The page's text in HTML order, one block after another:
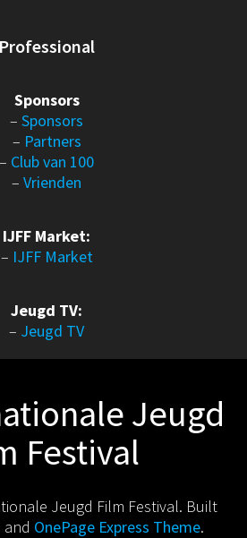
Professional
Sponsors
– Sponsors
– Partners
– Club van 100
– Vrienden
IJFF Market:
– IJFF Market
Jeugd TV:
– Jeugd TV
Jeugd
Festival
Jeugd Film Festival. Built
and OnePage Express Theme.